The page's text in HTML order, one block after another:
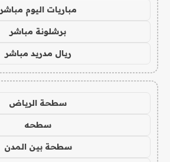
مباريات اليوم مباشر
برشلونة مباشر
ريال مدريد مباشر
سطحة الرياض
سطحه
سطحة بين المدن